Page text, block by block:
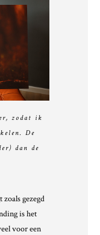
zodat ik
De
dan de
gezegd
is het
voor een